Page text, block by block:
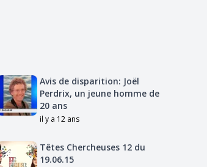
Avis de disparition: Joël
Perdrix, un jeune homme de
20 ans
il y a 12 ans
Têtes Chercheuses 12 du
19.06.15